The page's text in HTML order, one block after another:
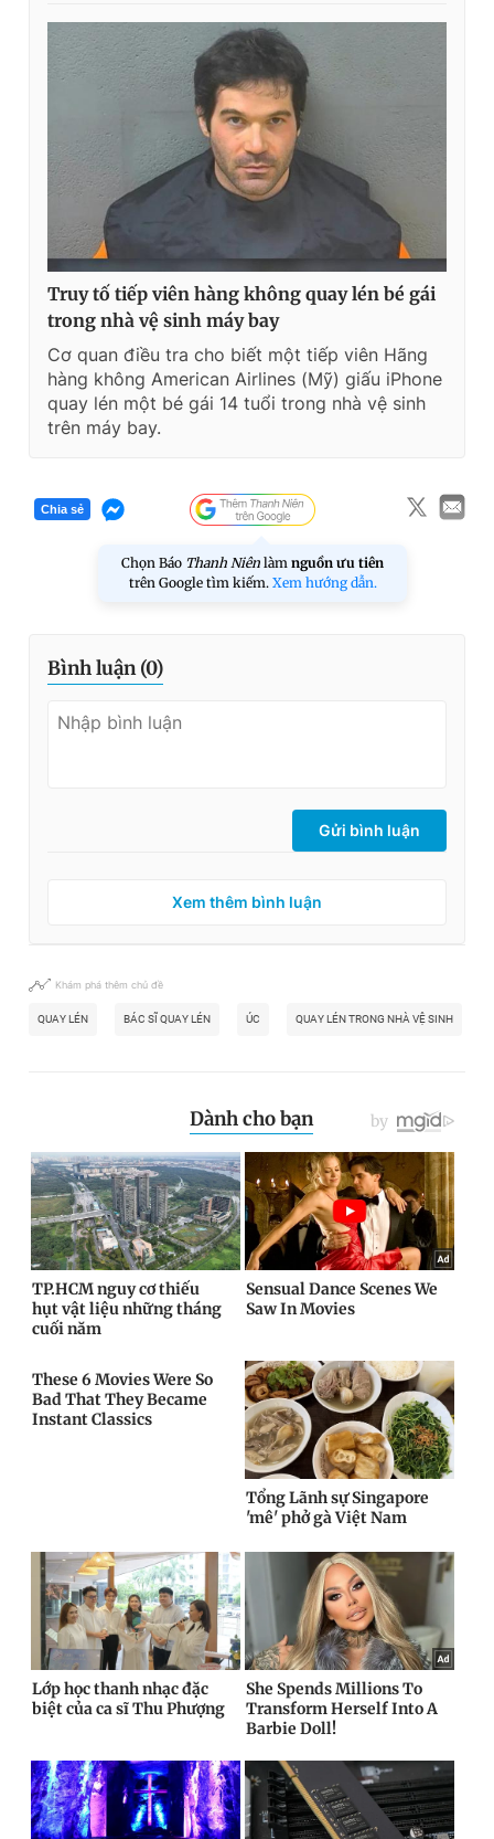
Truy tố tiếp viên hàng không quay lén bé gái
trong nhà vệ sinh máy bay
Cơ quan điều tra cho biết một tiếp viên Hãng
hàng không American Airlines (Mỹ) giấu iPhone
quay lén một bé gái 14 tuổi trong nhà vệ sinh
trên máy bay.
Chia sẻ
Chọn Báo Thanh Niên làm nguồn ưu tiên
trên Google tìm kiếm. Xem hướng dẫn.
Bình luận (0)
Gửi bình luận
Xem thêm bình luận
Khám phá thêm chủ đề
QUAY LÉN BÁC SĨ QUAY LÉN ÚC QUAY LÉN TRONG NHÀ VỆ SINH